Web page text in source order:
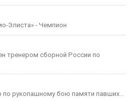
Элиста» - Чемпион
тренером сборной России по
рукопашному бою памяти павших...